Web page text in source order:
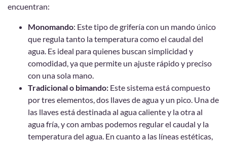
encuentran:
Monomando: Este tipo de grifería con un mando único
que regula tanto la temperatura como el caudal del
agua. Es ideal para quienes buscan simplicidad y
comodidad, ya que permite un ajuste rápido y preciso
con una sola mano.
Tradicional o bimando: Este sistema está compuesto
por tres elementos, dos llaves de agua y un pico. Una de
las llaves está destinada al agua caliente y la otra al
agua fría, y con ambas podemos regular el caudal y la
temperatura del agua. En cuanto a las líneas estéticas,